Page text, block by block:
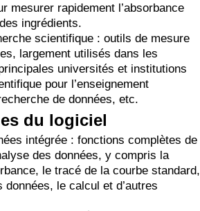
mesurer rapidement l’absorbance
ingrédients.
scientifique : outils de mesure
largement utilisés dans les
universités et institutions
pour l’enseignement
de données, etc.
du logiciel
intégrée : fonctions complètes de
des données, y compris la
le tracé de la courbe standard,
données, le calcul et d’autres